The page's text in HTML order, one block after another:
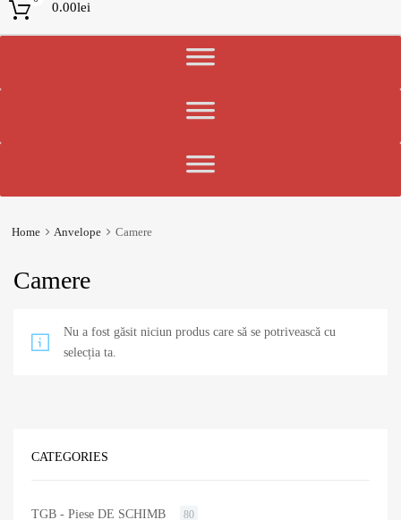
0.00lei
Home Anvelope Camere
Camere
Nu a fost găsit niciun produs care să se potrivească cu
selecția ta.
CATEGORIES
TGB - Piese DE SCHIMB 80